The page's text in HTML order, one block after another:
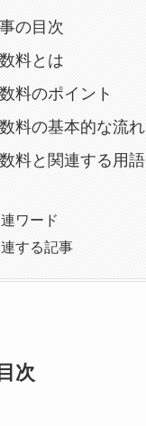
の目次
料とは
料のポイント
料の基本的な流れ
料と関連する用語
ワード
する記事
次